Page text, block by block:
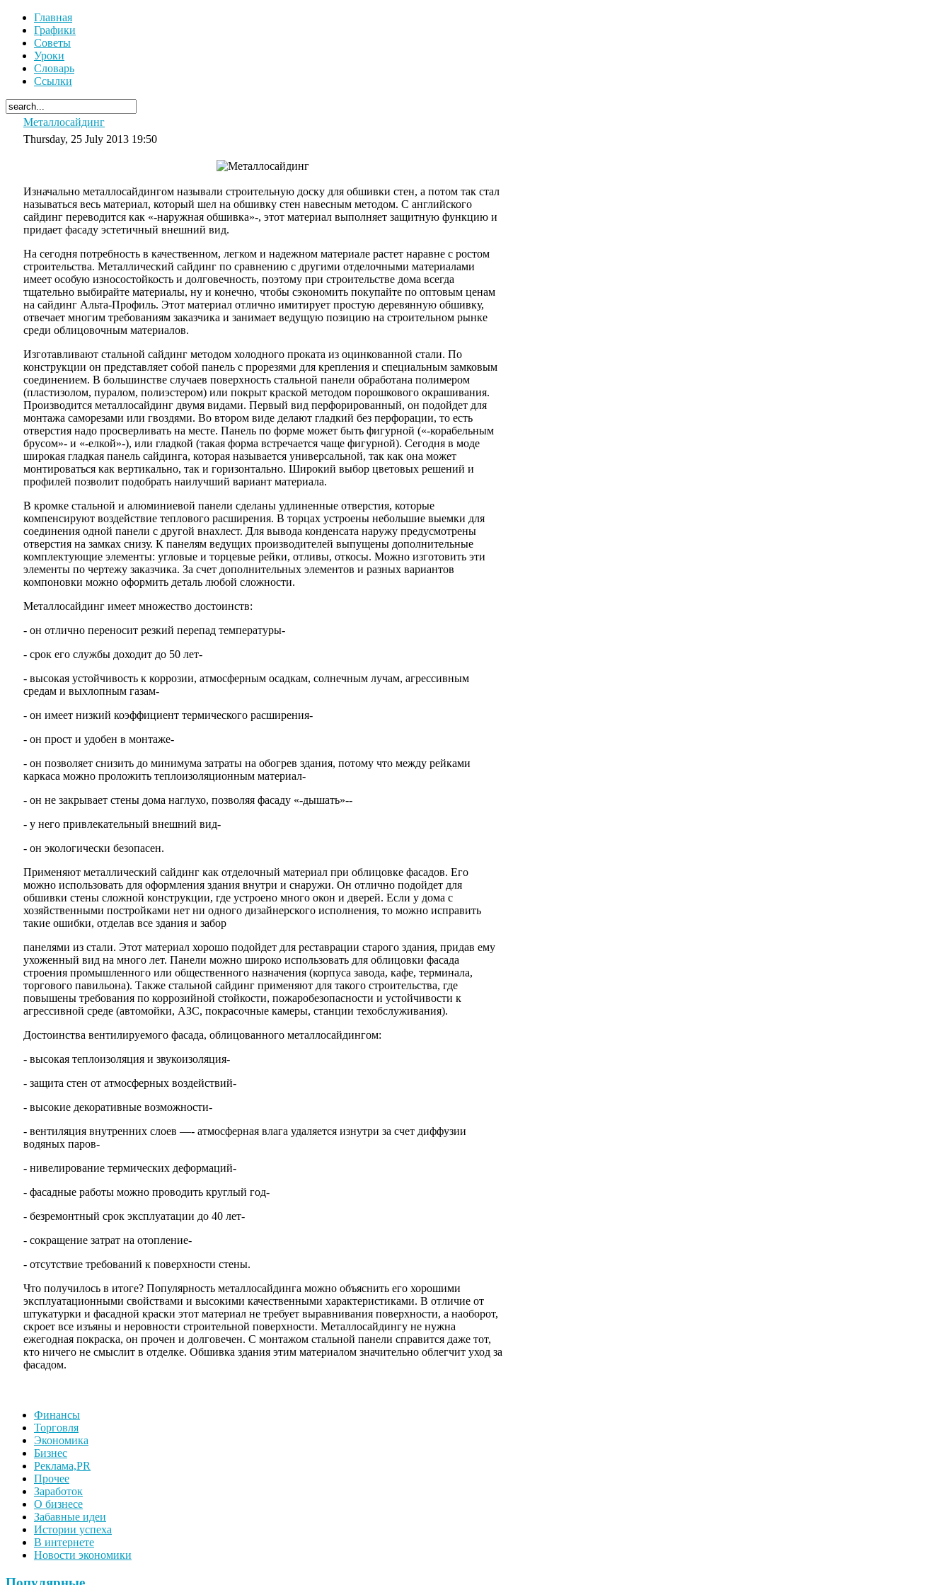
Главная
Графики
Советы
Уроки
Словарь
Ссылки
Металлосайдинг
Thursday, 25 July 2013 19:50
Изначально металлосайдингом называли строительную доску для обшивки стен, а потом так стал
называться весь материал, который шел на обшивку стен навесным методом. С английского
сайдинг переводится как «-наружная обшивка»-, этот материал выполняет защитную функцию и
придает фасаду эстетичный внешний вид.
На сегодня потребность в качественном, легком и надежном материале растет наравне с ростом
строительства. Металлический сайдинг по сравнению с другими отделочными материалами
имеет особую износостойкость и долговечность, поэтому при строительстве дома всегда
тщательно выбирайте материалы, ну и конечно, чтобы сэкономить покупайте по оптовым ценам
на сайдинг Альта-Профиль. Этот материал отлично имитирует простую деревянную обшивку,
отвечает многим требованиям заказчика и занимает ведущую позицию на строительном рынке
среди облицовочным материалов.
Изготавливают стальной сайдинг методом холодного проката из оцинкованной стали. По
конструкции он представляет собой панель с прорезями для крепления и специальным замковым
соединением. В большинстве случаев поверхность стальной панели обработана полимером
(пластизолом, пуралом, полиэстером) или покрыт краской методом порошкового окрашивания.
Производится металлосайдинг двумя видами. Первый вид перфорированный, он подойдет для
монтажа саморезами или гвоздями. Во втором виде делают гладкий без перфорации, то есть
отверстия надо просверливать на месте. Панель по форме может быть фигурной («-корабельным
брусом»- и «-елкой»-), или гладкой (такая форма встречается чаще фигурной). Сегодня в моде
широкая гладкая панель сайдинга, которая называется универсальной, так как она может
монтироваться как вертикально, так и горизонтально. Широкий выбор цветовых решений и
профилей позволит подобрать наилучший вариант материала.
В кромке стальной и алюминиевой панели сделаны удлиненные отверстия, которые
компенсируют воздействие теплового расширения. В торцах устроены небольшие выемки для
соединения одной панели с другой внахлест. Для вывода конденсата наружу предусмотрены
отверстия на замках снизу. К панелям ведущих производителей выпущены дополнительные
комплектующие элементы: угловые и торцевые рейки, отливы, откосы. Можно изготовить эти
элементы по чертежу заказчика. За счет дополнительных элементов и разных вариантов
компоновки можно оформить деталь любой сложности.
Металлосайдинг имеет множество достоинств:
- он отлично переносит резкий перепад температуры-
- срок его службы доходит до 50 лет-
- высокая устойчивость к коррозии, атмосферным осадкам, солнечным лучам, агрессивным
средам и выхлопным газам-
- он имеет низкий коэффициент термического расширения-
- он прост и удобен в монтаже-
- он позволяет снизить до минимума затраты на обогрев здания, потому что между рейками
каркаса можно проложить теплоизоляционным материал-
- он не закрывает стены дома наглухо, позволяя фасаду «-дышать»--
- у него привлекательный внешний вид-
- он экологически безопасен.
Применяют металлический сайдинг как отделочный материал при облицовке фасадов. Его
можно использовать для оформления здания внутри и снаружи. Он отлично подойдет для
обшивки стены сложной конструкции, где устроено много окон и дверей. Если у дома с
хозяйственными постройками нет ни одного дизайнерского исполнения, то можно исправить
такие ошибки, отделав все здания и забор
панелями из стали. Этот материал хорошо подойдет для реставрации старого здания, придав ему
ухоженный вид на много лет. Панели можно широко использовать для облицовки фасада
строения промышленного или общественного назначения (корпуса завода, кафе, терминала,
торгового павильона). Также стальной сайдинг применяют для такого строительства, где
повышены требования по коррозийной стойкости, пожаробезопасности и устойчивости к
агрессивной среде (автомойки, АЗС, покрасочные камеры, станции техобслуживания).
Достоинства вентилируемого фасада, облицованного металлосайдингом:
- высокая теплоизоляция и звукоизоляция-
- защита стен от атмосферных воздействий-
- высокие декоративные возможности-
- вентиляция внутренних слоев —- атмосферная влага удаляется изнутри за счет диффузии
водяных паров-
- нивелирование термических деформаций-
- фасадные работы можно проводить круглый год-
- безремонтный срок эксплуатации до 40 лет-
- сокращение затрат на отопление-
- отсутствие требований к поверхности стены.
Что получилось в итоге? Популярность металлосайдинга можно объяснить его хорошими
эксплуатационными свойствами и высокими качественными характеристиками. В отличие от
штукатурки и фасадной краски этот материал не требует выравнивания поверхности, а наоборот,
скроет все изъяны и неровности строительной поверхности. Металлосайдингу не нужна
ежегодная покраска, он прочен и долговечен. С монтажом стальной панели справится даже тот,
кто ничего не смыслит в отделке. Обшивка здания этим материалом значительно облегчит уход за
фасадом.
Финансы
Торговля
Экономика
Бизнес
Реклама,PR
Прочее
Заработок
О бизнесе
Забавные идеи
Истории успеха
В интернете
Новости экономики